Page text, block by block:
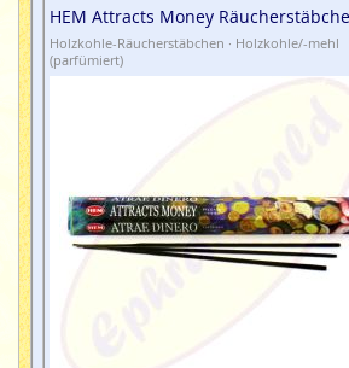
HEM Attracts Money
Holzkohle-Räucherstäbchen · Holzkohle/-mehl
(parfümiert)